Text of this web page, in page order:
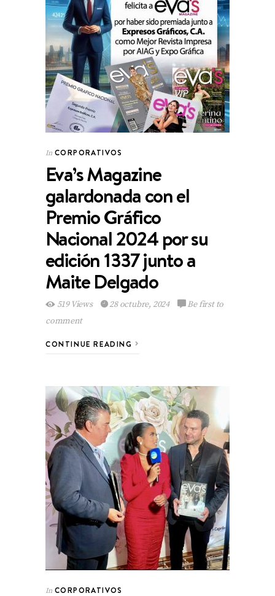
In CORPORATIVOS
Eva’s Magazine
galardonada con el
Premio Gráfico
Nacional 2024 por su
edición 1337 junto a
Maite Delgado
519 Views 28 octubre, 2024
Be first to
comment
CONTINUE READING
In CORPORATIVOS